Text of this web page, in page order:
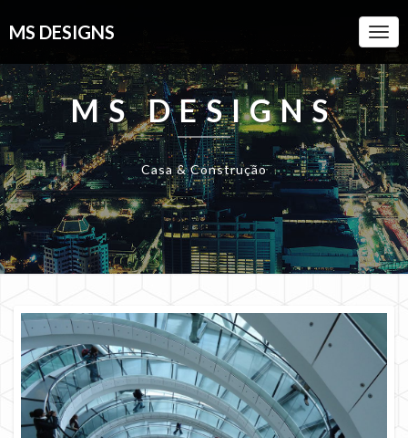
MS DESIGNS
MS DESIGNS
Casa & Construção